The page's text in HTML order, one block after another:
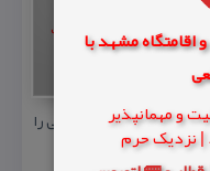
بیش از 1000 هتل و اقامتگاه مشهد با
و مهمانپذیر
هتل های مشهد نزدیک
كه انواع غذاهای ایرانی را